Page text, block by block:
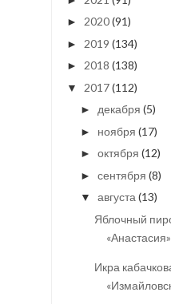
► 2020(91)
► 2019 (134)
► 2018 (138)
▼ 2017(112)
► декабря (5)
► ноября (17)
► октября (12)
► сентября (8)
▼ августа (13)
Яблочный
«Анастасия»
Икра